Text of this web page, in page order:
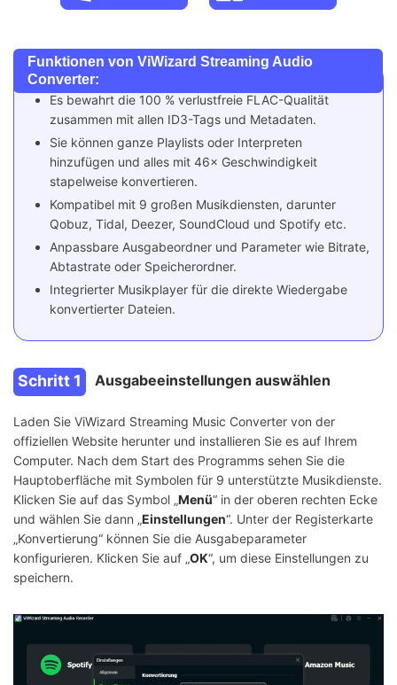
Funktionen von ViWizard Streaming Audio
Converter:
Es bewahrt die 100 % verlustfreie FLAC-Qualität
zusammen mit allen ID3-Tags und Metadaten.
Sie können ganze Playlists oder Interpreten
hinzufügen und alles mit 46× Geschwindigkeit
stapelweise konvertieren.
Kompatibel mit 9 großen Musikdiensten, darunter
Qobuz, Tidal, Deezer, SoundCloud und Spotify etc.
Anpassbare Ausgabeordner und Parameter wie Bitrate,
Abtastrate oder Speicherordner.
Integrierter Musikplayer für die direkte Wiedergabe
konvertierter Dateien.
Schritt 1 Ausgabeeinstellungen auswählen
Laden Sie ViWizard Streaming Music Converter von der
offiziellen Website herunter und installieren Sie es auf Ihrem
Computer. Nach dem Start des Programms sehen Sie die
Hauptoberfläche mit Symbolen für 9 unterstützte Musikdienste.
Klicken Sie auf das Symbol „Menü“ in der oberen rechten Ecke
und wählen Sie dann „Einstellungen“. Unter der Registerkarte
„Konvertierung“ können Sie die Ausgabeparameter
konfigurieren. Klicken Sie auf „OK“, um diese Einstellungen zu
speichern.